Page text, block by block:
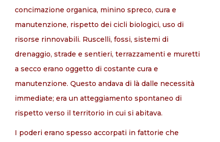
concimazione organica, minino spreco, cura e
manutenzione, rispetto dei cicli biologici, uso di
risorse rinnovabili. Ruscelli, fossi, sistemi di
drenaggio, strade e sentieri, terrazzamenti e muretti
a secco erano oggetto di costante cura e
manutenzione. Questo andava di là dalle necessità
immediate; era un atteggiamento spontaneo di
rispetto verso il territorio in cui si abitava.
I poderi erano spesso accorpati in fattorie che